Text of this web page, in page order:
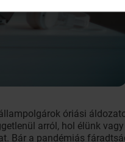
óriási
arról, hol élünk
Bár a pandémiás